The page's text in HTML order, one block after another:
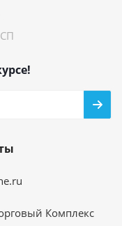
Комплекс